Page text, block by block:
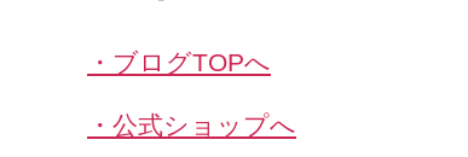
・ブログTOPへ
・公式ショップへ